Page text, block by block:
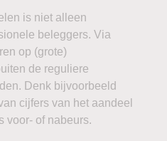
is niet alleen
beleggers. Via
op (grote)
de reguliere
Denk bijvoorbeeld
cijfers van het aandeel
voor- of nabeurs.